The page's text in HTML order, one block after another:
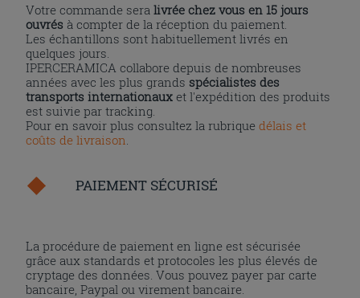
Votre commande seralivrée chez vous en 15 jours
ouvrés à compter de la réception du paiement.
Les échantillons sont habituellement livrés en
quelques jours.
IPERCERAMICA collabore depuis de nombreuses
années avec les plus grands spécialistes des
transports internationaux et l'expédition des produits
est suivie par tracking.
Pour en savoir plus consultez la rubriquedélais et
coûts de livraison
PAIEMENT SÉCURISÉ
La procédure de paiement en ligne est sécurisée
grâce aux standards et protocoles les plus élevés de
cryptage des données. Vous pouvez payer par carte
bancaire, Paypal ou virement bancaire.